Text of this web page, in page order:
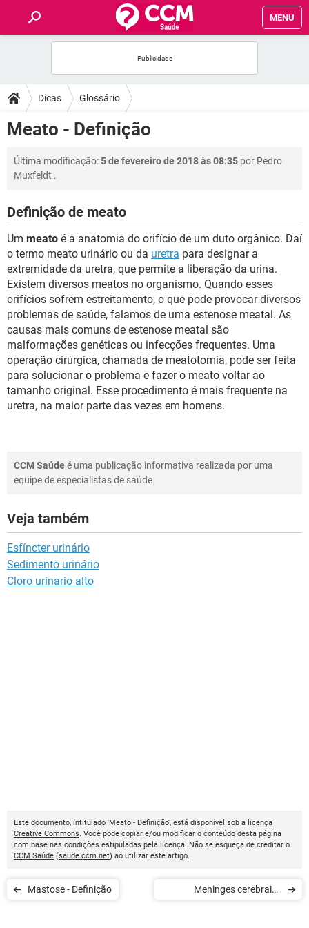
MENU
FÓRUM
SAÚDE
FAMÍLIA
SEXUALIDADE
GLOSSÁRIO
Dicas Glossário
Meato - Definição
Última modificação:5 de fevereiro de 2018 às 08:35 por Pedro
Muxfeldt .
Definição de meato
Um meato é a anatomia do orifício de um duto orgânico. Daí
o termo meato urinário ou da uretra para designar a
extremidade da uretra, que permite a liberação da urina.
Existem diversos meatos no organismo. Quando esses
orifícios sofrem estreitamento, o que pode provocar diversos
problemas de saúde, falamos de uma estenose meatal. As
causas mais comuns de estenose meatal são
malformações genéticas ou infecções frequentes. Uma
operação cirúrgica, chamada de meatotomia, pode ser feita
para solucionar o problema e fazer o meato voltar ao
tamanho original. Esse procedimento é mais frequente na
uretra, na maior parte das vezes em homens.
CCM Saúdeé uma publicação informativa realizada por uma
equipe de especialistas de saúde.
Veja também
Esfíncter urinário
Sedimento urinário
Cloro urinario alto
Este documento, intitulado 'Meato - Definição', está disponível sob a licença
Creative Commons. Você pode copiar e/ou modificar o conteúdo desta página
com base nas condições estipuladas pela licença. Não se esqueça de creditar o
CCM Saúde (saude.ccm.net) ao utilizar este artigo.
Mastose - Definição
Meninges cerebrais -